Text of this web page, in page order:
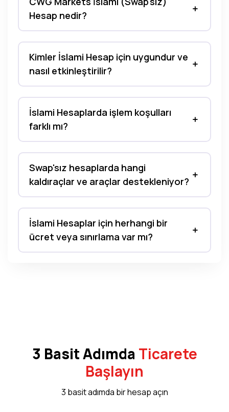
Hesap nedir?
Kimler İslami Hesap için uygundur ve
nasıl etkinleştirilir?
İslami Hesaplarda işlem koşulları
farklı mı?
Swap'sız hesaplarda hangi
kaldıraçlar ve araçlar destekleniyor?
İslami Hesaplar için herhangi bir
ücret veya sınırlama var mı?
3 Basit Adımda Ticarete
Başlayın
3 basit adımda bir hesap açın